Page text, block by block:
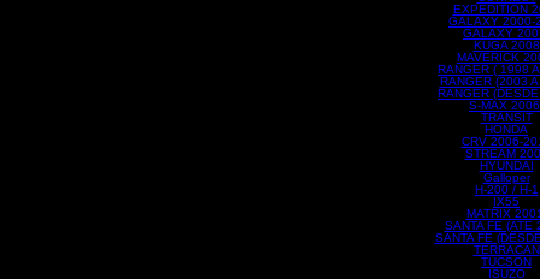
EXPEDITION
GALAXY 2000-
GALAXY
KUGA 2008
MAVERICK
RANGER ( 1998
RANGER (2003
RANGER
S-MAX
TRANSIT
HONDA
CRV 2006-
STREAM
HYUNDAI
Galloper
H-200 / H-1
IX55
MATRIX
SANTA FE (ATE
SANTA FE
TERRACAN
TUCSON
ISUZO